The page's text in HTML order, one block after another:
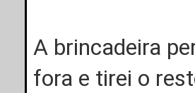
A brincadeira
fora e tirei o